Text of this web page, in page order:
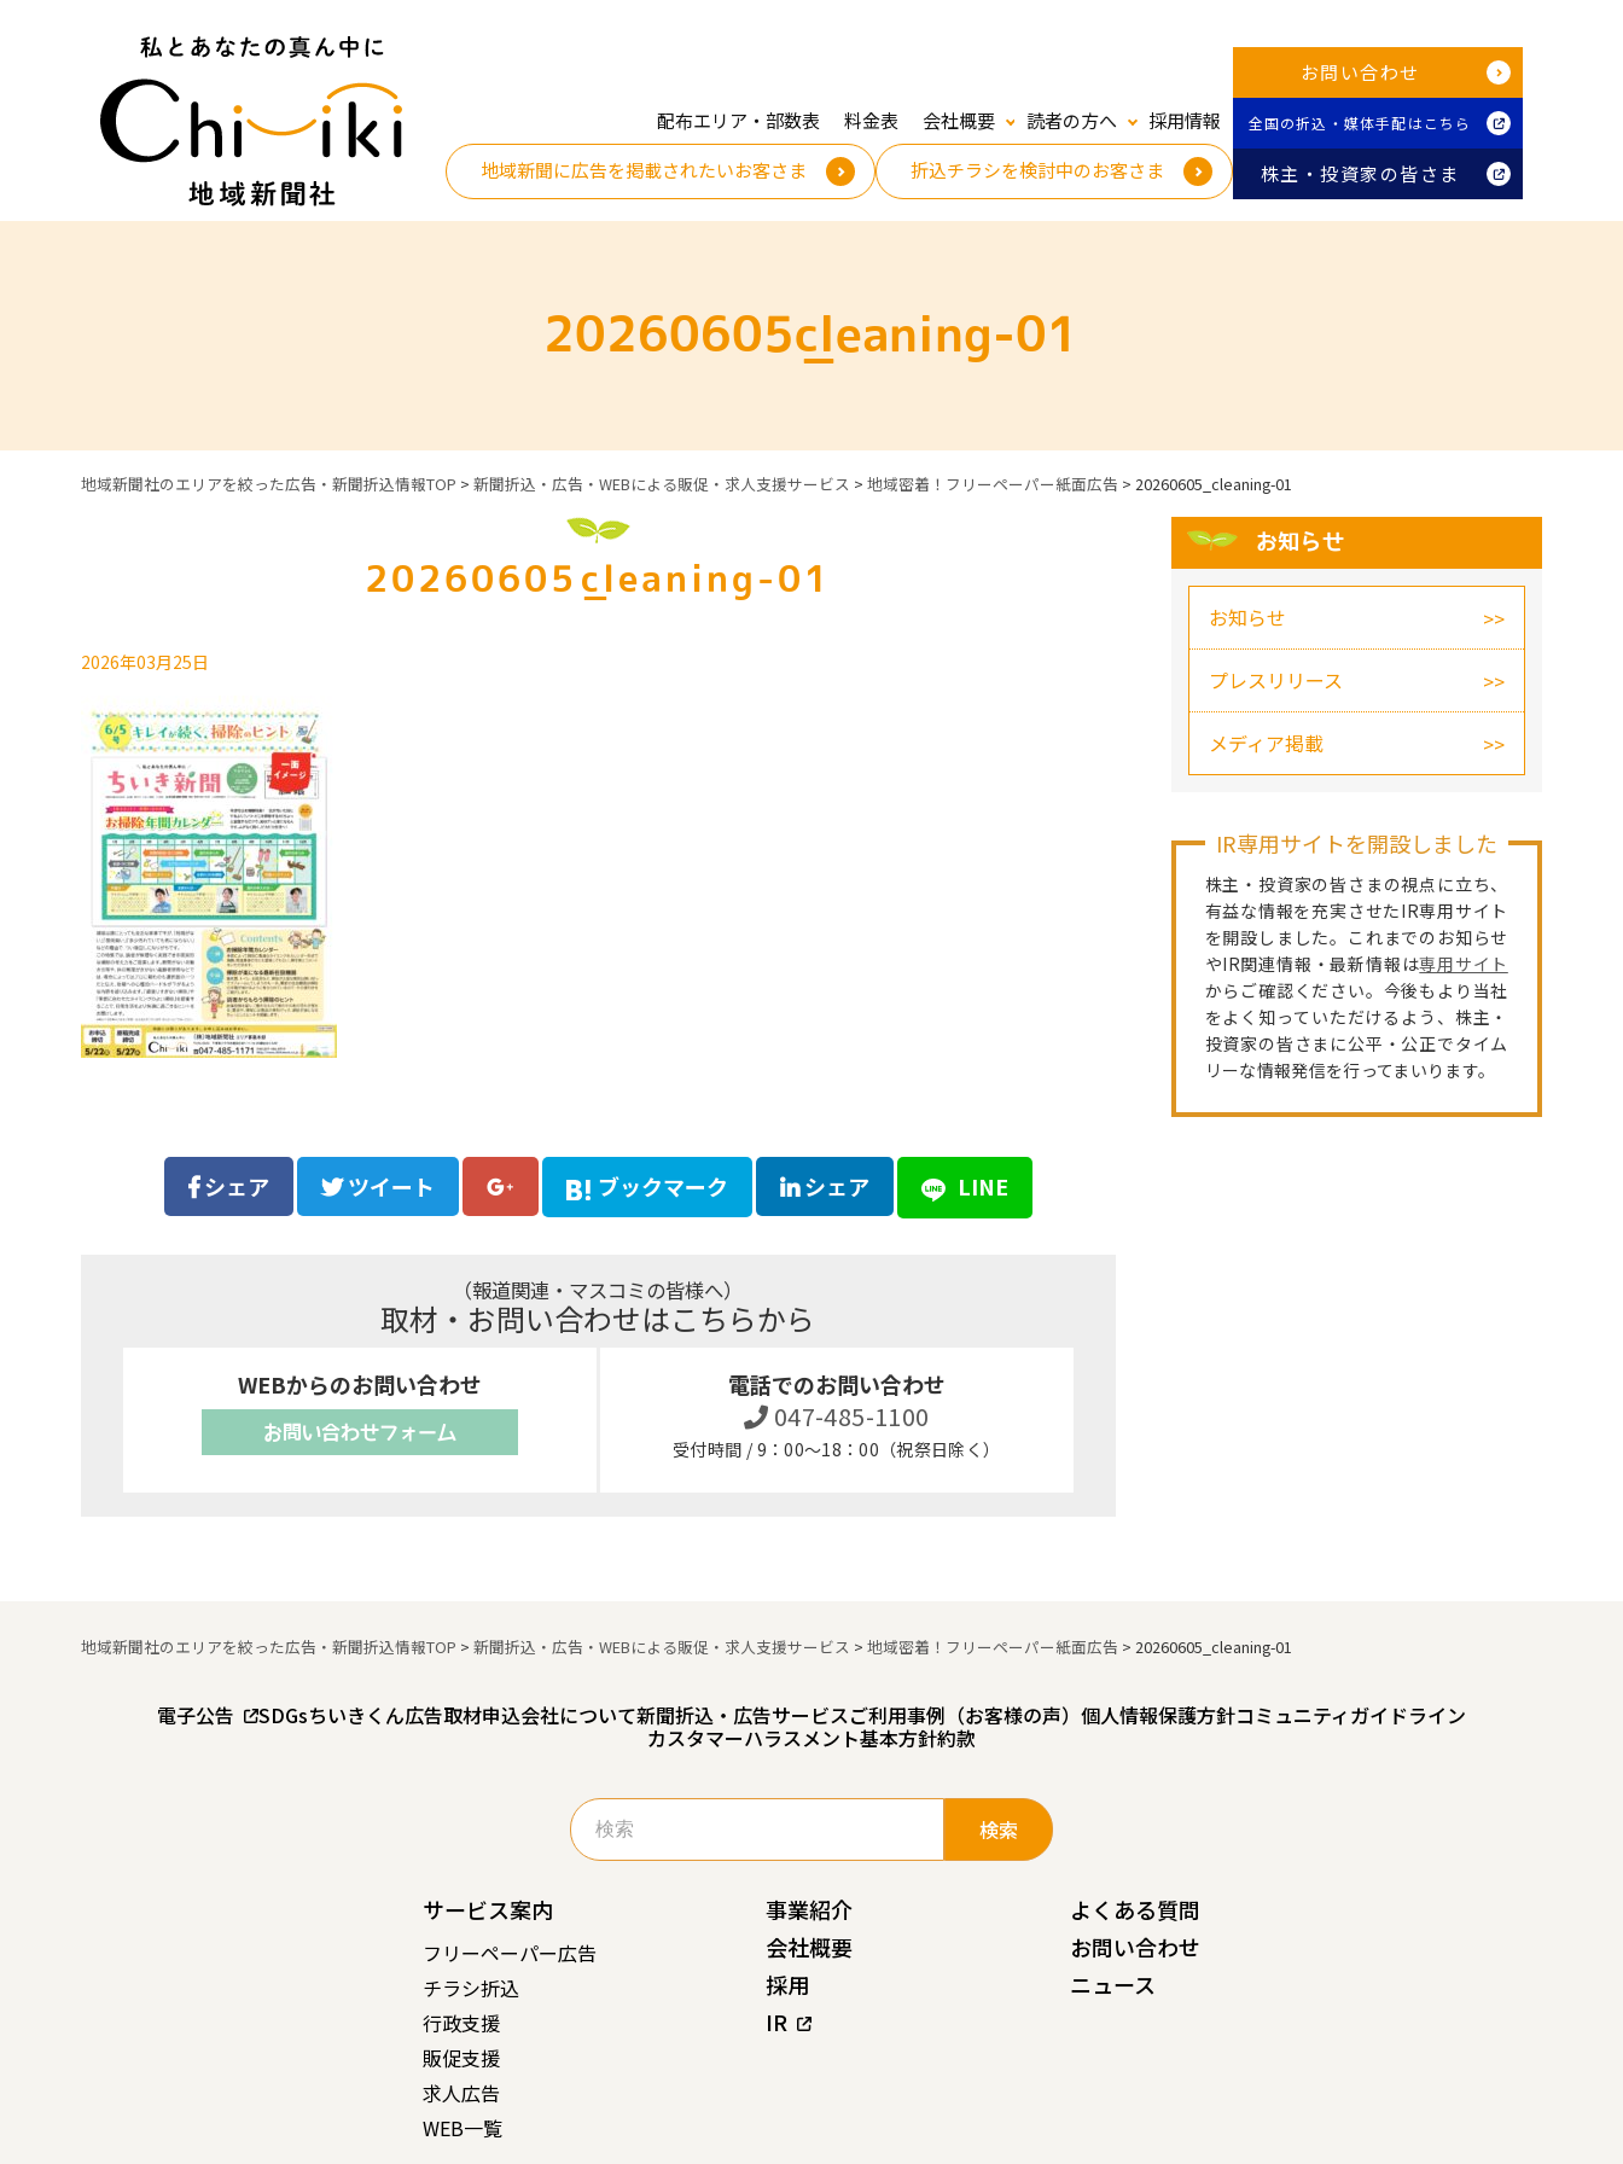
配布エリア・部数表 料金表 会社概要 読者の方へ
採用情報
地域新聞に広告を掲載されたいお客さま
折込チラシを検討中のお客さま
お問い合わせ
全国の折込・媒体手配はこちら
株主・投資家の皆さま
20260605_cleaning-01
地域新聞社のエリアを絞った広告・新聞折込情報TOP >新聞折込・広告・WEBによる販促・求人支援サービス >地域密着！フリーペーパー紙面広告 >20260605_cleaning-01
20260605_cleaning-01
2026年03月25日
シェア ツイート ブックマーク シェア LINE
（報道関連・マスコミの皆様へ）
取材・お問い合わせはこちらから
WEBからのお問い合わせ
お問い合わせフォーム
電話でのお問い合わせ
047-485-1100
受付時間 / 9：00～18：00（祝祭日除く）
お知らせ
お知らせ
プレスリリース
メディア掲載
IR専用サイトを開設しました
株主・投資家の皆さまの視点に立ち、
有益な情報を充実させたIR専用サイト
を開設しました。これまでのお知らせ
やIR関連情報・最新情報は専用サイト
からご確認ください。今後もより当社
をよく知っていただけるよう、株主・
投資家の皆さまに公平・公正でタイム
リーな情報発信を行ってまいります。
地域新聞社のエリアを絞った広告・新聞折込情報TOP >新聞折込・広告・WEBによる販促・求人支援サービス >地域密着！フリーペーパー紙面広告 > 20260605_cleaning-01
電子公告 SDGsちいきくん広告取材申込会社について新聞折込・広告サービスご利用事例（お客様の声） 個人情報保護方針コミュニティガイドライン
カスタマーハラスメント基本方針約款
検
索:
サービス案内
フリーペーパー広告
チラシ折込
行政支援
販促支援
求人広告
WEB一覧
事業紹介
会社概要
採用
IR
よくある質問
お問い合わせ
ニュース